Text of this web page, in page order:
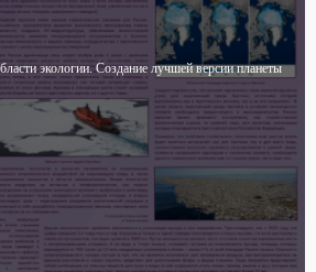
экологии. Создание лучшей версии планеты